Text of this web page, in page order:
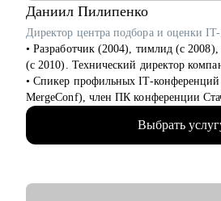
Даниил Пилипенко
• Разработчик (2004), тимлид (с
(с 2010). Технический директор
• Спикер профильных IT-конференций
MergeConf), член ПК конференции
• Автор 54 курсов и программ
лектор и преподаватель в Skillbox,
«Знание», МФТИ, РАНХиГС, АИС,
Выбрать